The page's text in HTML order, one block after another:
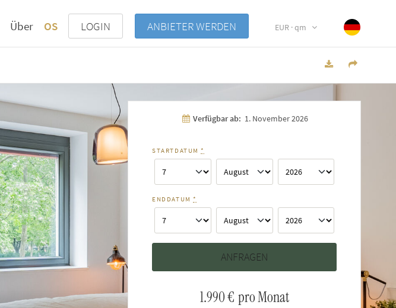
Über OS LOGIN ANBIETER WERDEN EUR · qm
Verfügbar ab: 1. November 2026
STARTDATUM*
ENDDATUM*
1.990 € pro Monat